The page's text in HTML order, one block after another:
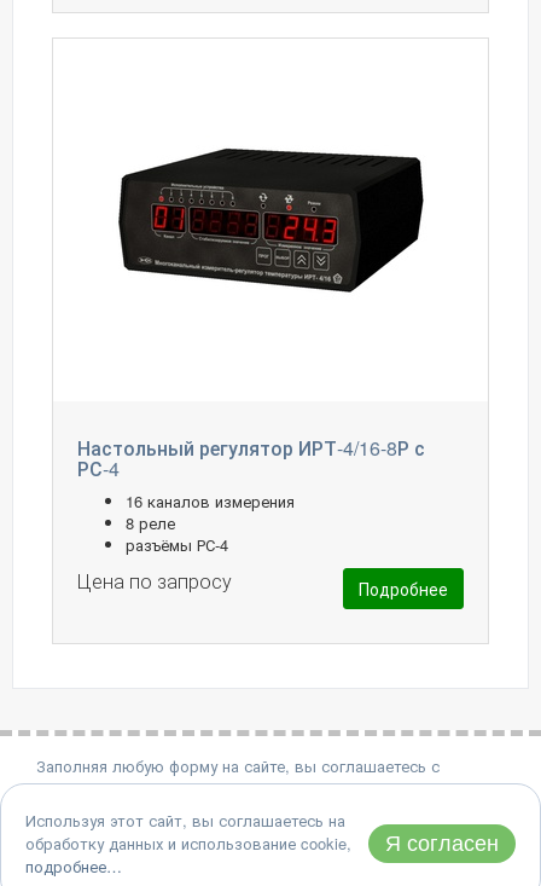
Настольный регулятор ИРТ-4/16-8Р с
РС-4
16 каналов измерения
8 реле
разъёмы РС-4
Цена по запросу Подробнее
Заполняя любую форму на сайте, вы соглашаетесь с
политикой конфиденциальности.
8 (495) 651-06-22
Адрес: 124460, Москва, Зеленоград, проезд 4922, дом 4, стр.
2
Используя этот сайт, вы соглашаетесь на
обработку данных и использование cookie,
подробнее…
Я согласен